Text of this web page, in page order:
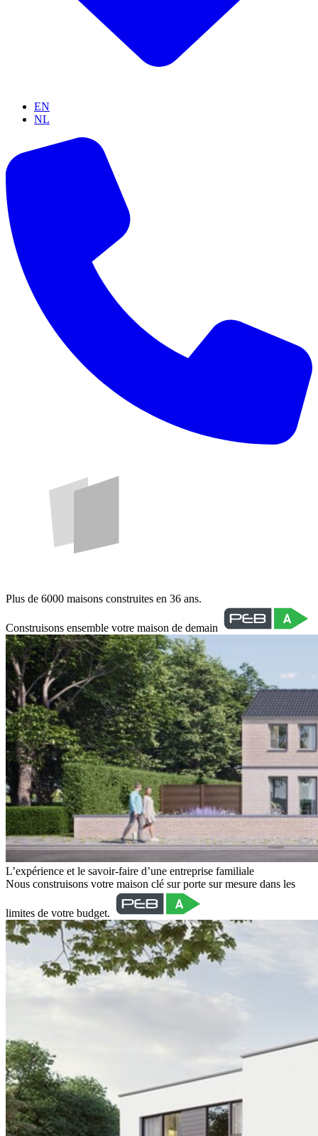
EN
NL
Plus de 6000 maisons construites en 36 ans.
Construisons ensemble votre maison de demain
L’expérience et le savoir-faire d’une entreprise familiale
Nous construisons votre maison clé sur porte sur mesure dans les
limites de votre budget.